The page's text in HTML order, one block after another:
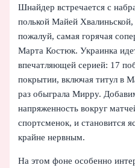
Шнайдер встречается с
полькой Майей
пожалуй, самая горячая
Марта Костюк. Украинка
впечатляющей серией: 17
покрытии, включая титул в
раз обыграла Мирру.
напряженность вокруг
спортсменок, и становится
крайне нервным.
На этом фоне особенно